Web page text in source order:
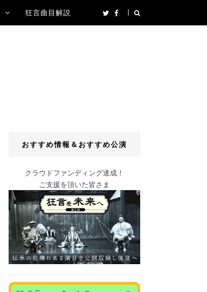
狂言曲目解説
おすすめ情報＆おすすめ公演
クラウドファンディング達成！
ご支援を頂いた皆さま